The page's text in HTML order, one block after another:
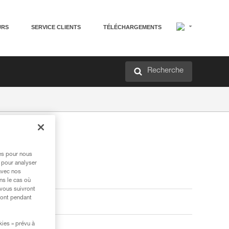
SERVICE CLIENTS TÉLÉCHARGEMENTS
Recherche
pour nous
analyser
nos
le cas où
suivront
pendant
» prévu à